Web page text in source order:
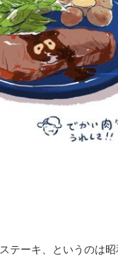
テーキ、というのは